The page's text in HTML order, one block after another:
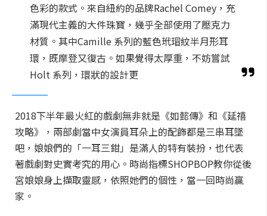
色彩的款式。來自紐約的品牌Rachel Comey，充
滿現代主義的大件珠寶，幾乎全部使用了壓克力
材質。其中Camille 系列的藍色玳瑁紋半月形耳
環，既摩登又復古。如果覺得太厚重，不妨嘗試
Holt 系列，環狀的設計更
2018下半年最火紅的戲劇無非就是《如懿傳》和《延禧
攻略》，兩部劇當中女演員耳朵上的配飾都是三串耳墜
吧，娘娘們的「一耳三鉗」是滿人的特有裝扮，也代表
著戲劇對史實考究的用心。時尚指標SHOPBOP教你從後
宮娘娘身上擷取靈感，依照她們的個性，當一回時尚贏
家。